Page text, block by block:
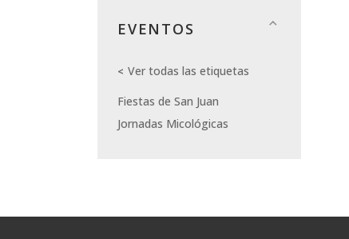
EVENTOS
Ver todas las etiquetas
Fiestas de San Juan
Jornadas Micológicas